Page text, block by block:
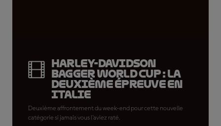
Harley-Davidson
Bagger World Cup : la
deuxième épreuve en
Italie
Deuxième affrontement du week-end pour cette nouvelle
catégorie si jamais vous l'aviez raté.